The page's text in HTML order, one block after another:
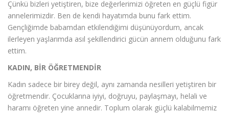
Çünkü bizleri yetiştiren, bize değerlerimizi öğreten en güçlü figür
annelerimizdir. Ben de kendi hayatımda bunu fark ettim.
Gençliğimde babamdan etkilendiğimi düşünüyordum, ancak
ilerleyen yaşlarımda asıl şekillendirici gücün annem olduğunu fark
ettim.
KADIN, BİR ÖĞRETMENDİR
Kadın sadece bir birey değil, aynı zamanda nesilleri yetiştiren bir
öğretmendir. Çocuklarına iyiyi, doğruyu, paylaşmayı, helali ve
haramı öğreten yine annedir. Toplum olarak güçlü kalabilmemiz